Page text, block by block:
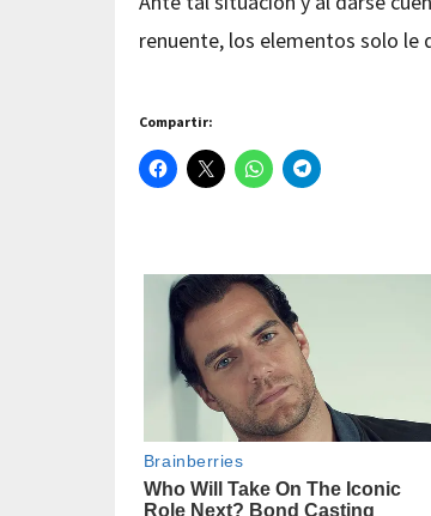
renuente, los elementos solo le
Compartir: